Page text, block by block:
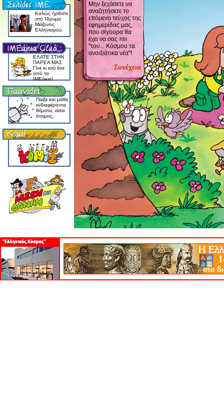
Kαλώς ήρθατε
στο Ίδρυμα
Mείζονος
Eλληνισμού.
EΛATE ΣTHN
ΠAPEA MAΣ
Γίνε κι εσύ ένα
από τα
IMEάκια!
Παίξε και μάθε
ενδιαφέροντα
θέματα, είσαι
έτοιμος;
Μην ξεχάσετε να
αναζητήσετε το
επόμενο τεύχος της
εφημερίδας μας,
που σίγουρα θα
έχει να σας πει
"του... Κόσμου τα
ανοιξιάτικα νέα"!
Συνέχεια